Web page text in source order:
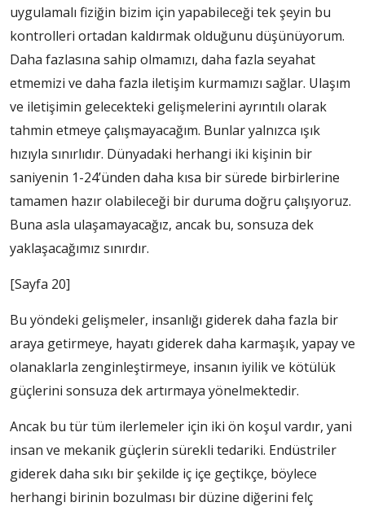
uygulamalı fiziğin bizim için yapabileceği tek şeyin bu
kontrolleri ortadan kaldırmak olduğunu düşünüyorum.
Daha fazlasına sahip olmamızı, daha fazla seyahat
etmemizi ve daha fazla iletişim kurmamızı sağlar. Ulaşım
ve iletişimin gelecekteki gelişmelerini ayrıntılı olarak
tahmin etmeye çalışmayacağım. Bunlar yalnızca ışık
hızıyla sınırlıdır. Dünyadaki herhangi iki kişinin bir
saniyenin 1-24’ünden daha kısa bir sürede birbirlerine
tamamen hazır olabileceği bir duruma doğru çalışıyoruz.
Buna asla ulaşamayacağız, ancak bu, sonsuza dek
yaklaşacağımız sınırdır.
[Sayfa 20]
Bu yöndeki gelişmeler, insanlığı giderek daha fazla bir
araya getirmeye, hayatı giderek daha karmaşık, yapay ve
olanaklarla zenginleştirmeye, insanın iyilik ve kötülük
güçlerini sonsuza dek artırmaya yönelmektedir.
Ancak bu tür tüm ilerlemeler için iki ön koşul vardır, yani
insan ve mekanik güçlerin sürekli tedariki. Endüstriler
giderek daha sıkı bir şekilde iç içe geçtikçe, böylece
herhangi birinin bozulması bir düzine diğerini felç